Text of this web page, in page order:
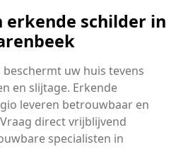
erkende schilder in
uw huis tevens
en slijtage. Erkende
leveren betrouwbaar en
direct vrijblijvend
specialisten in